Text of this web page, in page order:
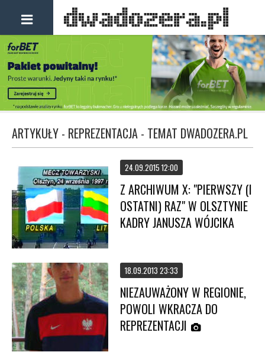
ARTYKUŁY - REPREZENTACJA - TEMAT DWADOZERA.PL
24.09.2015 12:00
Z ARCHIWUM X: "PIERWSZY (I
OSTATNI) RAZ" W OLSZTYNIE
KADRY JANUSZA WÓJCIKA
18.09.2013 23:33
NIEZAUWAŻONY W REGIONIE,
POWOLI WKRACZA DO
REPREZENTACJI